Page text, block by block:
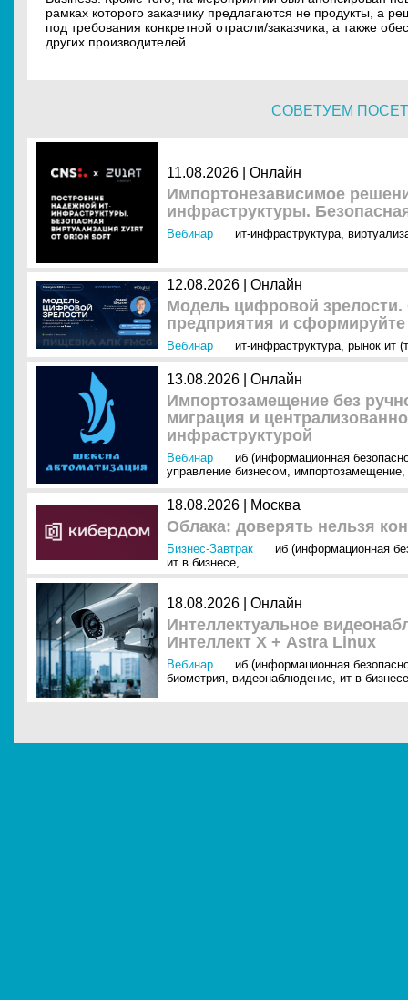
рамках которого заказчику предлагаются не продукты, а
под требования конкретной отрасли/заказчика, а также
других производителей.
СОВЕТУЕМ
11.08.2026 | Онлайн
Импортонезависимое
инфраструктуры.
Вебинар ит-инфраструктура,
12.08.2026 | Онлайн
Модель цифровой зрелости.
предприятия и
Вебинар ит-инфраструктура, рынок ит
13.08.2026 | Онлайн
Импортозамещение без
миграция и
инфраструктурой
Вебинар
иб (информационная
управление бизнесом, импортозамещение,
18.08.2026 | Москва
Облака: доверять нельзя
Бизнес-Завтрак
иб (информационная
ит в бизнесе,
18.08.2026 | Онлайн
Интеллектуальное
Интеллект Х + Astra Linux
Вебинар
иб (информационная
биометрия, видеонаблюдение, ит в бизнесе